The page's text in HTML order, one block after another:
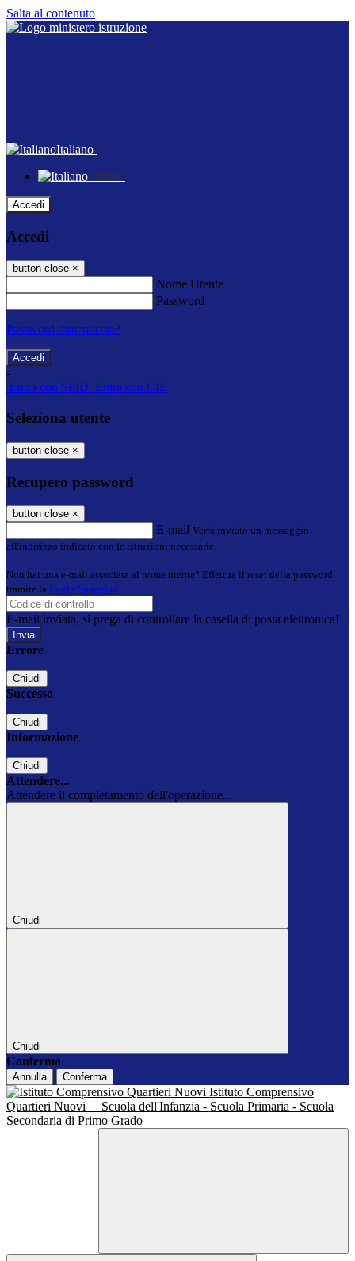
Salta al contenuto
Italiano
Italiano
Accedi
Accedi
button close ×
Nome Utente
Password
Password dimenticata?
-
Entra con SPID Entra con CIE
Seleziona utente
button close ×
Recupero password
button close ×
E-mail Verrà inviato un messaggio
all'indirizzo indicato con le istruzioni necessarie.
Non hai una e-mail associata al nome utente? Effettua il reset della password
tramite la Login Spaggiari
E-mail inviata, si prega di controllare la casella di posta elettronica!
Errore
Chiudi
Successo
Chiudi
Informazione
Chiudi
Attendere...
Attendere il completamento dell'operazione...
Chiudi
Chiudi
Conferma
Annulla Conferma
Istituto Comprensivo
Quartieri Nuovi
Scuola dell'Infanzia - Scuola Primaria - Scuola
Secondaria di Primo Grado